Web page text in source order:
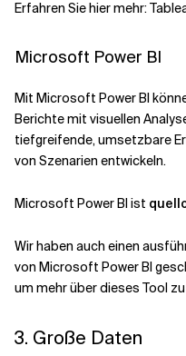
Erfahren Sie hier mehr:
Microsoft Power BI
Mit Microsoft Power BI
Berichte mit visuellen
tiefgreifende, umsetzbare
von Szenarien entwickeln.
Microsoft Power BI ist
Wir haben auch einen
von Microsoft Power BI
um mehr über dieses Tool
3. Große Daten